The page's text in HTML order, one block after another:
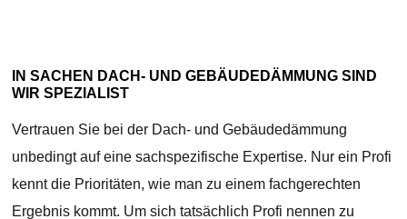
IN SACHEN DACH- UND GEBÄUDEDÄMMUNG SIND
WIR SPEZIALIST
Vertrauen Sie bei der Dach- und Gebäudedämmung
unbedingt auf eine sachspezifische Expertise. Nur ein Profi
kennt die Prioritäten, wie man zu einem fachgerechten
Ergebnis kommt. Um sich tatsächlich Profi nennen zu